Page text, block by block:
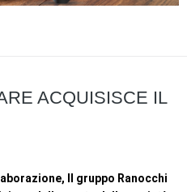
ACQUISISCE IL
Il gruppo Ranocchi